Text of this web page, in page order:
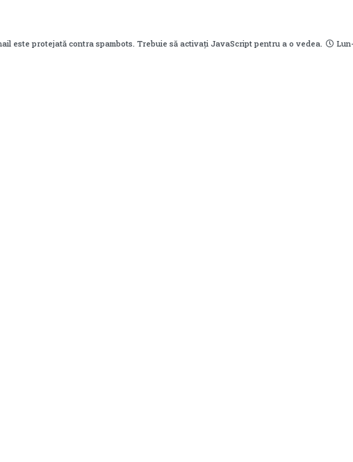
este protejată contra spambots. Trebuie să activați JavaScript pentru a o vedea.